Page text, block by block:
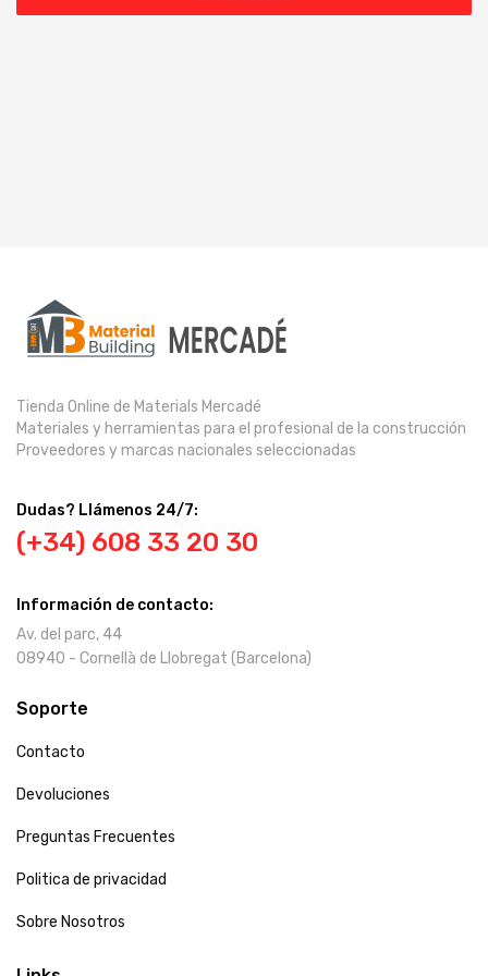
Tienda Online de Materials Mercadé
Materiales y herramientas para el profesional de la construcción
Proveedores y marcas nacionales seleccionadas
Dudas? Llámenos 24/7:
(+34) 608 33 20 30
Información de contacto:
Av. del parc, 44
08940 - Cornellà de Llobregat (Barcelona)
Soporte
Contacto
Devoluciones
Preguntas Frecuentes
Politica de privacidad
Sobre Nosotros